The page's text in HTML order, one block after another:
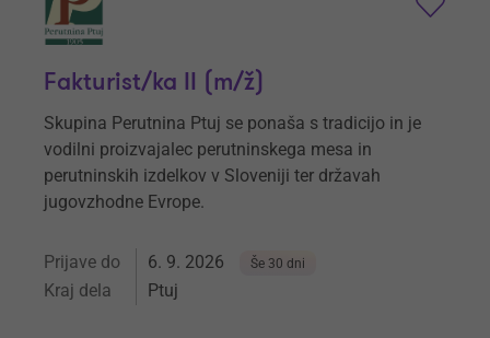
Fakturist/ka II (m/ž)
Skupina Perutnina Ptuj se ponaša s tradicijo in je
vodilni proizvajalec perutninskega mesa in
perutninskih izdelkov v Sloveniji ter državah
jugovzhodne Evrope.
Prijave do 6. 9. 2026 Še 30 dni
Kraj dela Ptuj